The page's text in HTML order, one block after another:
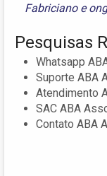
Fabricianoe
Pesquisas
Whatsapp
Suporte ABA
Atendimento
SAC ABA
Contato ABA